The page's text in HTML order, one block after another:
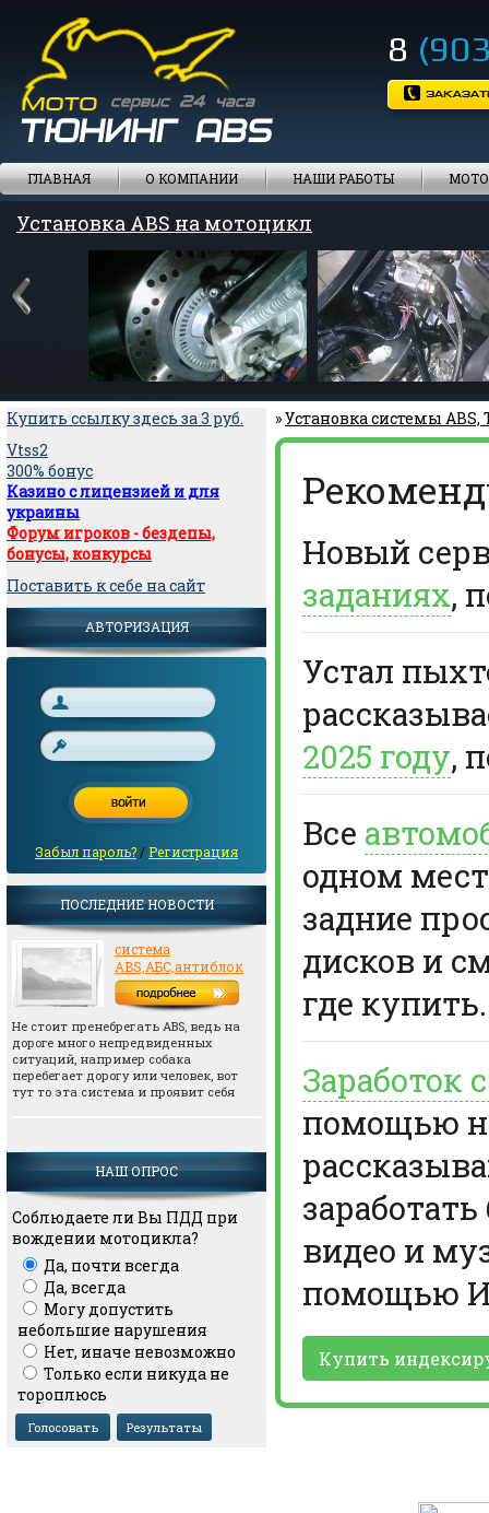
8
ГЛАВНАЯ О КОМПАНИИ НАШИ РАБОТЫ
Установка ABS на мотоцикл
Купить ссылку здесь за3 руб.
Vtss2
300% бонус
Казино с лицензией и для
украины
Форум игроков - бездепы,
бонусы, конкурсы
Поставить к себе на сайт
АВТОРИЗАЦИЯ
Забыл пароль? /Регистрация
ПОСЛЕДНИЕ НОВОСТИ
система
ABS,АБС,антиблок
Не стоит пренебрегать АВS, ведь на
дороге много непредвиденных
ситуаций, например собака
перебегает дорогу или человек, вот
тут то эта система и проявит себя
НАШ ОПРОС
Соблюдаете ли Вы ПДД при
вождении мотоцикла?
Да, почти всегда
Да, всегда
Могу допустить
небольшие нарушения
Нет, иначе невозможно
Только если никуда не
тороплюсь
»Установка системы
Новый
заданиях,
Устал
2025 году,
Все
одном
задние
дисков и
где купить.
помощью
видео и
помощью
Купить